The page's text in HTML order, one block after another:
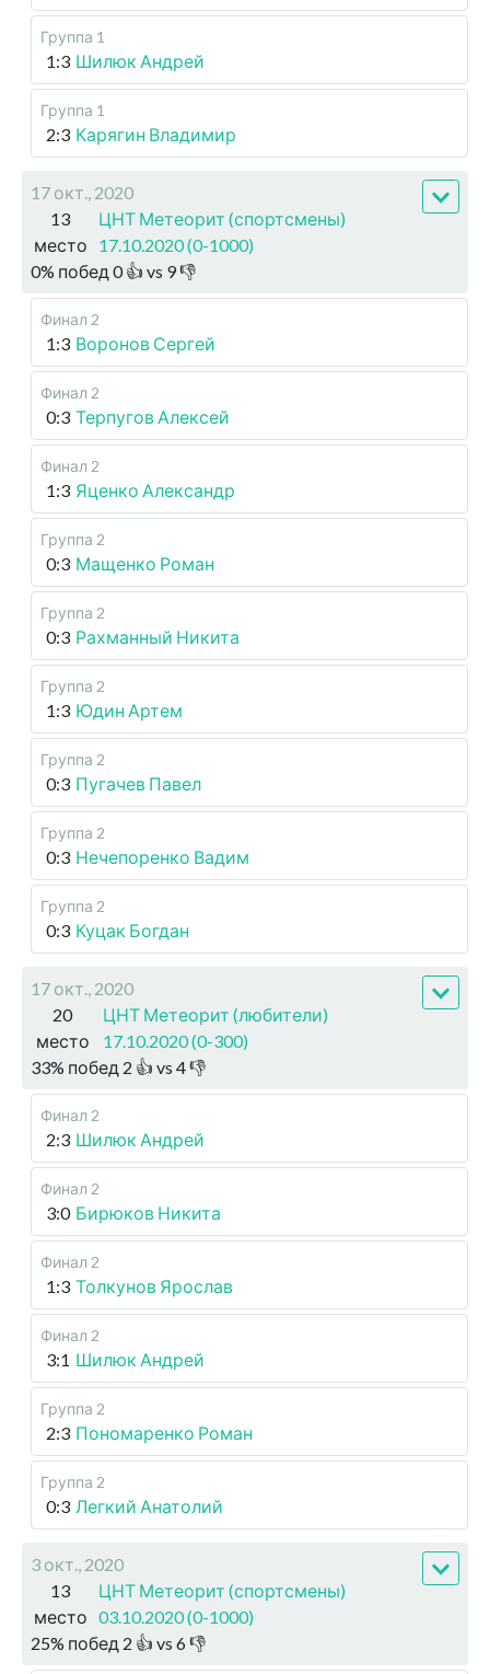
Группа 1
1:3 Шилюк Андрей
Группа 1
2:3 Карягин Владимир
17 окт., 2020
13
место
ЦНТ Метеорит (спортсмены)
17.10.2020 (0-1000)
0% побед 0👍 vs 9👎
Финал 2
1:3 Воронов Сергей
Финал 2
0:3 Терпугов Алексей
Финал 2
1:3 Яценко Александр
Группа 2
0:3 Мащенко Роман
Группа 2
0:3 Рахманный Никита
Группа 2
1:3 Юдин Артем
Группа 2
0:3 Пугачев Павел
Группа 2
0:3 Нечепоренко Вадим
Группа 2
0:3 Куцак Богдан
17 окт., 2020
20
место
ЦНТ Метеорит (любители)
17.10.2020 (0-300)
33% побед 2 👍 vs 4👎
Финал 2
2:3 Шилюк Андрей
Финал 2
3:0 Бирюков Никита
Финал 2
1:3 Толкунов Ярослав
Финал 2
3:1 Шилюк Андрей
Группа 2
2:3 Пономаренко Роман
Группа 2
0:3 Легкий Анатолий
3 окт., 2020
13
место
ЦНТ Метеорит (спортсмены)
03.10.2020 (0-1000)
25% побед 2 👍 vs 6👎